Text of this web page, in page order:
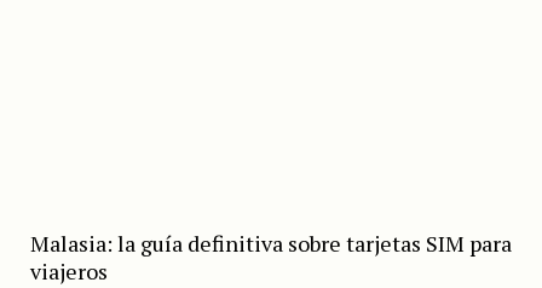
Malasia: la guía definitiva sobre tarjetas SIM para
viajeros